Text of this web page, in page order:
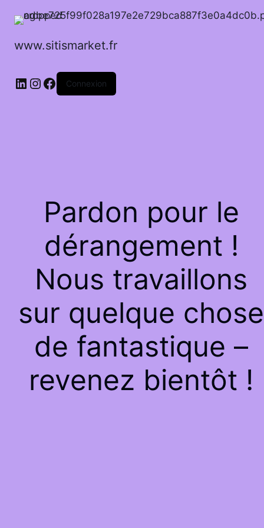
www.sitismarket.fr
LinkedIn
Instagram
Facebook
Connexion
Pardon pour le
dérangement !
Nous travaillons
sur quelque chose
de fantastique –
revenez bientôt !